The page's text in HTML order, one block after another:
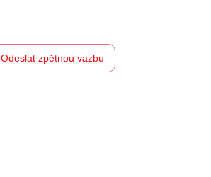
Odeslat zpětnou vazbu